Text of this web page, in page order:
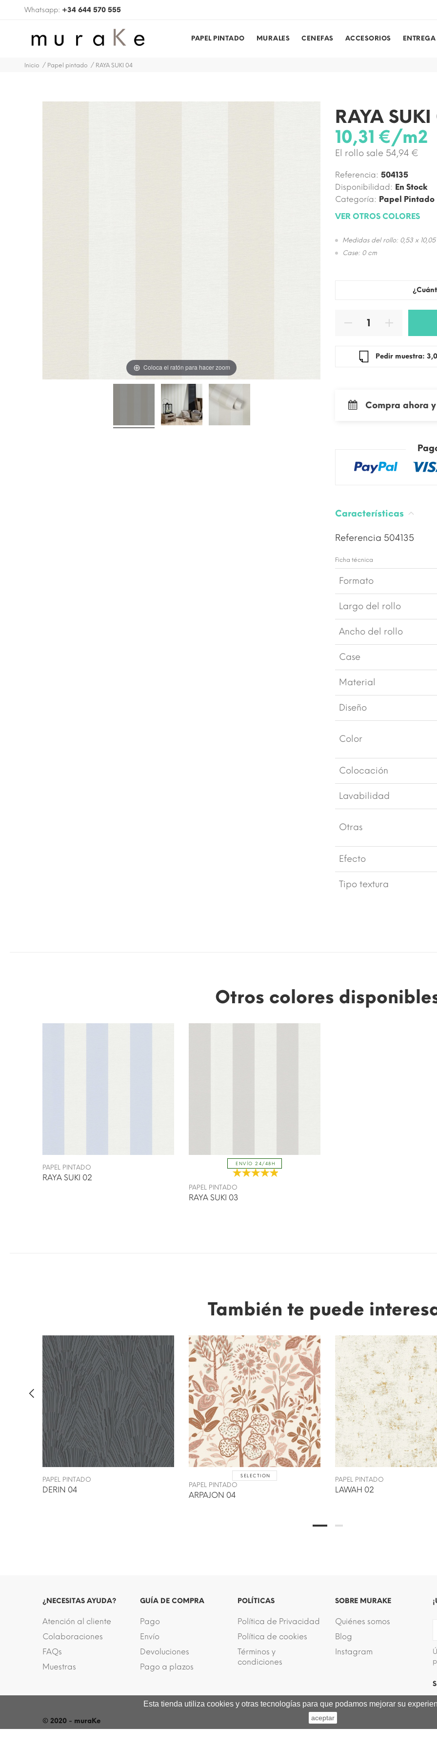
Whatsapp: +34 644 570 555
PAPEL PINTADO MURALES CENEFAS ACCESORIOS
Inicio Papel pintado RAYA SUKI 04
Coloca el ratón para hacer zoom
RAYA
10,31 €/m2
El rollo sale 54,94 €
Referencia: 504135
Disponibilidad: En Stock
Categoría: Papel Pintado
VER OTROS COLORES
Medidas del rollo: 0,53 x 10,05
Case: 0 cm
Pedir
Compra ahora
Características
Referencia 504135
Ficha técnica
Formato
Largo del rollo
Ancho del rollo
Case
Material
Diseño
Color
Colocación
Lavabilidad
Otras
Efecto
Tipo textura
Otros colores
PAPEL PINTADO
RAYA SUKI 02
ENVÍO 24/48H
PAPEL PINTADO
RAYA SUKI 03
También te puede
PAPEL PINTADO
DERIN 04
SELECTION
PAPEL PINTADO
ARPAJON 04
PAPEL PINTADO
LAWAH 02
¿NECESITAS AYUDA?
Atención al cliente
Colaboraciones
FAQs
Muestras
GUÍA DE COMPRA
Pago
Envío
Devoluciones
Pago a plazos
POLÍTICAS
Política de Privacidad
Política de cookies
Términos y
condiciones
SOBRE MURAKE
Quiénes somos
Blog
Instagram
© 2020 - muraKe
Esta tienda utiliza cookies y otras tecnologías para que podamos mejorar su
aceptar